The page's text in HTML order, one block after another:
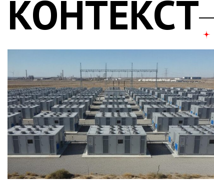
КОНТЕКСТ